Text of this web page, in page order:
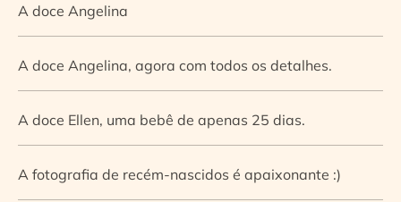
A doce Angelina
A doce Angelina, agora com todos os detalhes.
A doce Ellen, uma bebê de apenas 25 dias.
A fotografia de recém-nascidos é apaixonante :)